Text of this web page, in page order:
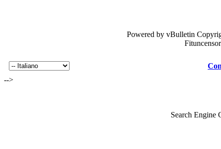
Powered by vBulletin
-->
Search Engine